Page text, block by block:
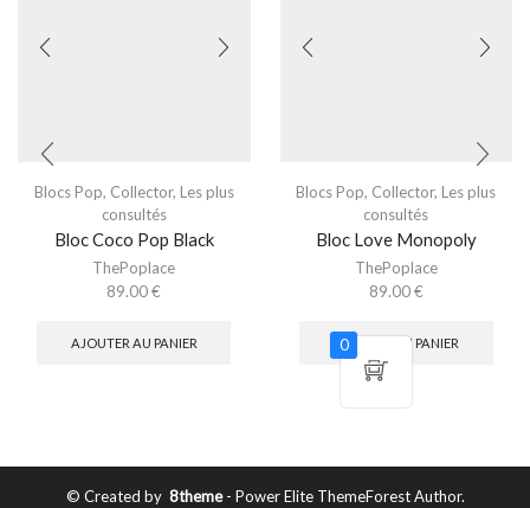
Blocs Pop, Collector, Les plus
consultés
Bloc Coco Pop Black
ThePoplace
89.00€
AJOUTER AU PANIER
Blocs Pop, Collector, Les plus
consultés
Bloc Love Monopoly
ThePoplace
89.00€
AJOUTER AU PANIER
© Created by 8theme- Power Elite ThemeForest Author.
0